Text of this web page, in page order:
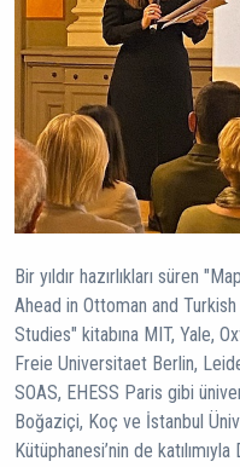
Bir yıldır hazırlıkları süren
Ahead in Ottoman and
Studies" kitabına MIT, Yale,
Freie Universitaet Berlin,
SOAS, EHESS Paris gibi
Boğaziçi, Koç ve İstanbul
Kütüphanesi’nin de